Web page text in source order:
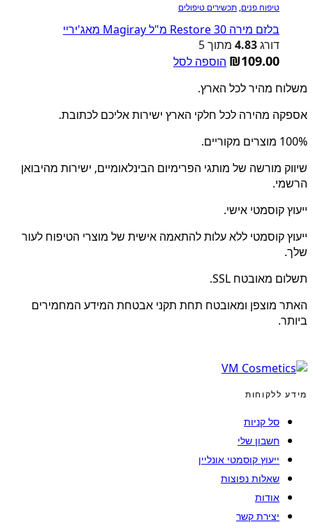
טיפוח פנים, תכשירים טיפולים
בלזם מירה Restore 30 מ"ל Magiray מאג'יריי
דורג4.83 מתוך 5
₪109.00
הוספה לסל
משלוח מהיר לכל הארץ.
אספקה מהירה לכל חלקי הארץ ישירות אליכם לכתובת.
100% מוצרים מקוריים.
שיווק מורשה של מותגי הפרימיום הבינלאומיים, ישירות מהיבואן
הרשמי.
ייעוץ קוסמטי אישי.
ייעוץ קוסמטי ללא עלות להתאמה אישית של מוצרי הטיפוח לעור
שלך.
תשלום מאובטח SSL.
האתר מוצפן ומאובטח תחת תקני אבטחת המידע המחמירים
ביותר.
מידע ללקוחות
סל קניות
חשבון שלי
ייעוץ קוסמטי אונליין
שאלות נפוצות
אודות
יצירת קשר